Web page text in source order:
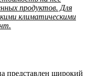
продуктов. Для
климатическими
представлен широкий